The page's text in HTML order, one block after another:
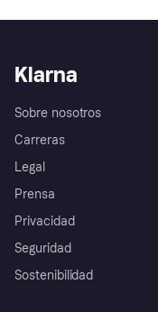
Klarna
Sobre nosotros
Carreras
Legal
Prensa
Privacidad
Seguridad
Sostenibilidad